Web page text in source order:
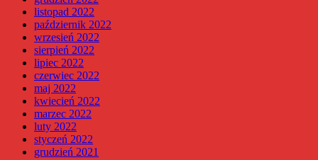
listopad 2022
październik 2022
wrzesień 2022
sierpień 2022
lipiec 2022
czerwiec 2022
maj 2022
kwiecień 2022
marzec 2022
luty 2022
styczeń 2022
grudzień 2021